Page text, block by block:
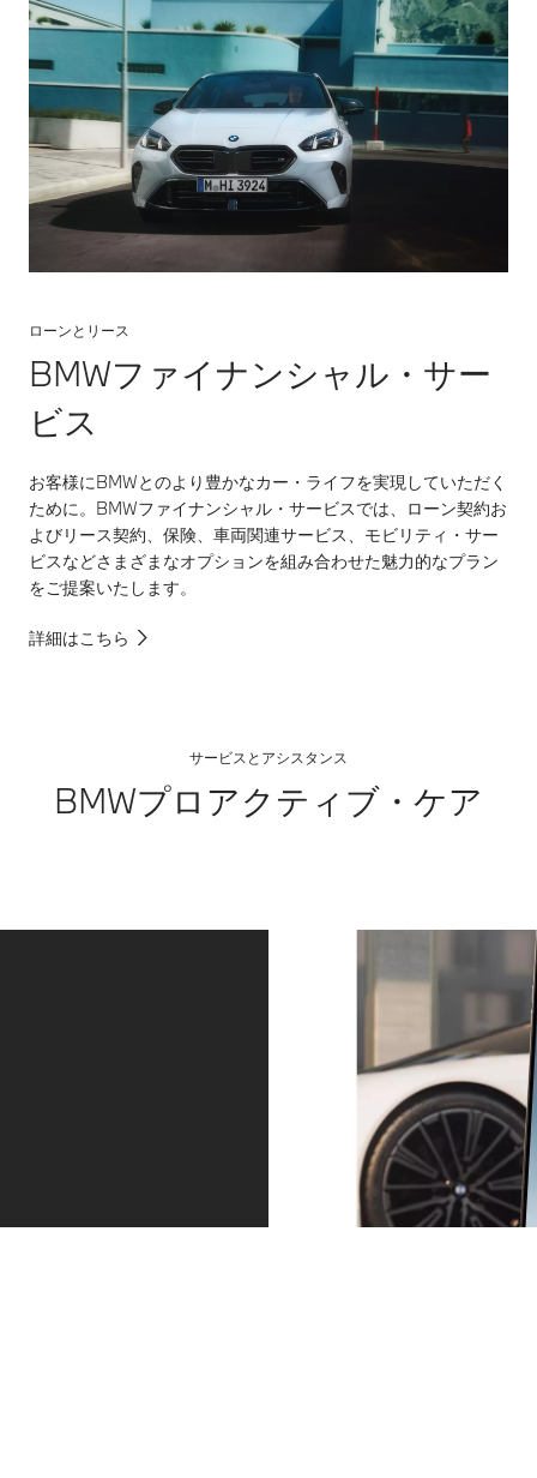
態で作動するもの
テアリング・ホイ
ールから外れると
警告音が鳴り、一
定時間後にアシス
ト機能を停止しま
す。
**約70km/h以上
での走行時に作動
ローンとリース
BMWファイナンシャル・サー
ビス
お客様にBMWとのより豊かなカー・ライフを実現していただく
ために。BMWファイナンシャル・サービスでは、ローン契約お
よびリース契約、保険、車両関連サービス、モビリティ・サー
ビスなどさまざまなオプションを組み合わせた魅力的なプラン
をご提案いたします。
詳細はこちら
サービスとアシスタンス
BMWプロアクティブ・ケア
いつもあなたのそばに